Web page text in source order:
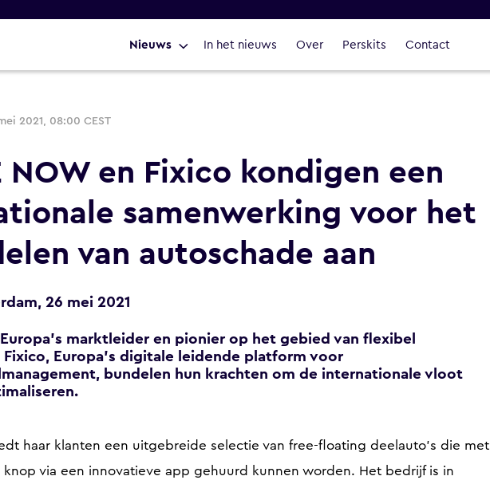
Nieuws In het nieuws Over Perskits Contact
2021, 08:00 CEST
NOW en Fixico kondigen een
samenwerking voor het
van autoschade aan
26 mei 2021
Europa's marktleider en pionier op het gebied van flexibel
Fixico, Europa's digitale leidende platform voor
bundelen hun krachten om de internationale vloot
haar klanten een uitgebreide selectie van free-floating deelauto’s die met
via een innovatieve app gehuurd kunnen worden. Het bedrijf is in